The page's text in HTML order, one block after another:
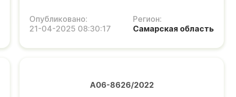
Опубликовано:
21-04-2025 08:30:17
Регион:
Самарская область
А06-8626/2022